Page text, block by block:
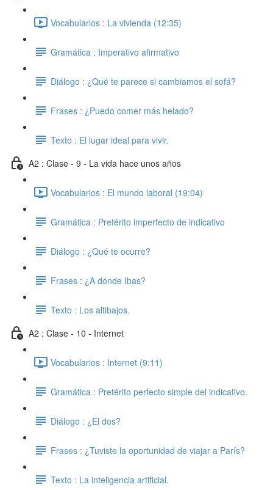
Vocabularios : La vivienda (12:35)
Gramática : Imperativo afirmativo
Diálogo : ¿Qué te parece si cambiamos el sofá?
Frases : ¿Puedo comer más helado?
Texto : El lugar ideal para vivir.
A2 : Clase - 9 - La vida hace unos años
Vocabularios : El mundo laboral (19:04)
Gramática : Pretérito imperfecto de indicativo
Diálogo : ¿Qué te ocurre?
Frases : ¿A dónde Ibas?
Texto : Los altibajos.
A2 : Clase - 10 - Internet
Vocabularios : Internet (9:11)
Gramática : Pretérito perfecto simple del indicativo.
Diálogo : ¿El dos?
Frases : ¿Tuviste la oportunidad de viajar a París?
Texto : La inteligencia artificial.